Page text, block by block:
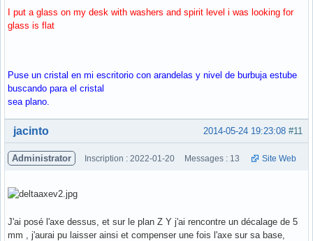
I put a glass on my desk with washers and spirit level i was looking for
glass is flat
Puse un cristal en mi escritorio con arandelas y nivel de burbuja estube
buscando para el cristal
sea plano.
Hors ligne #11
2014-05-24 19:23:08
jacinto
Administrator Inscription : 2022-01-20 Messages : 13 Site Web
J'ai posé l'axe dessus, et sur le plan Z Y j'ai rencontre un décalage de 5
mm , j'aurai pu laisser ainsi et compenser une fois l'axe sur sa base,